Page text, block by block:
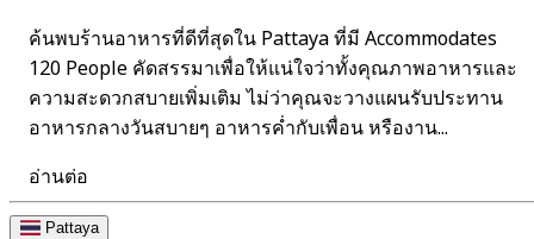
ค้นพบร้านอาหารที่ดีที่สุดใน Pattaya ที่มี Accommodates
120 People คัดสรรมาเพื่อให้แน่ใจว่าทั้งคุณภาพอาหารและ
ความสะดวกสบายเพิ่มเติม ไม่ว่าคุณจะวางแผนรับประทาน
อาหารกลางวันสบายๆ อาหารค่ำกับเพื่อน หรืองาน...
อ่านต่อ
Pattaya